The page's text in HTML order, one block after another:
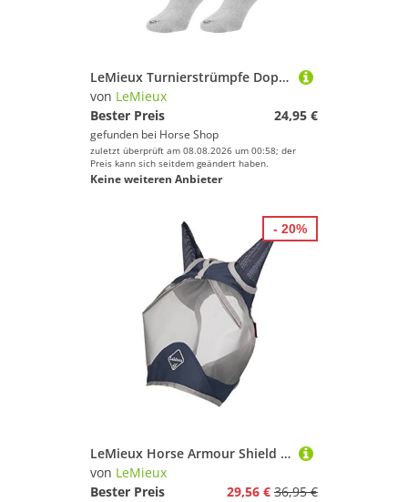
LeMieux Turnierstrümpfe Doppelpack Unisex
von LeMieux
Bester Preis
24,95 €
gefunden bei Horse Shop
zuletzt überprüft am 08.08.2026 um 00:58; der
Preis kann sich seitdem geändert haben.
Keine weiteren Anbieter
LeMieux Horse Armour Shield Pro Halbmasken in Grau - atmungsaktives Bambusfutter - UV-Schutz - Medium
von LeMieux
Bester Preis
29,56 € 36,95 €
- 20%